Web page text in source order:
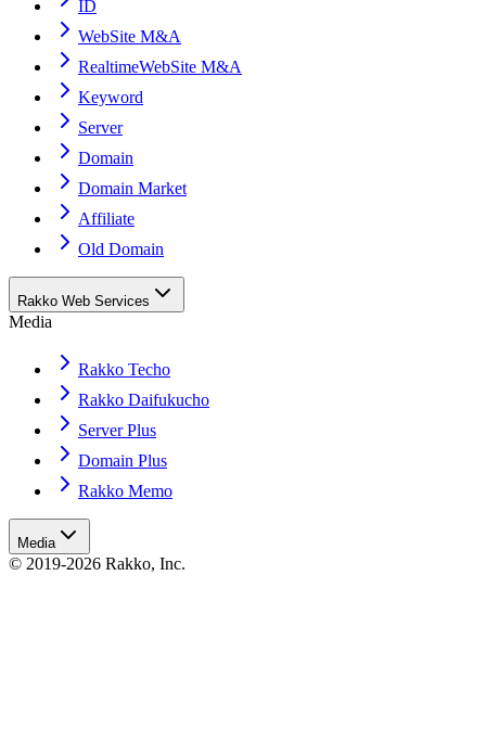
ID
WebSite M&A
RealtimeWebSite M&A
Keyword
Server
Domain
Domain Market
Affiliate
Old Domain
Rakko Web Services
Media
Rakko Techo
Rakko Daifukucho
Server Plus
Domain Plus
Rakko Memo
Media
© 2019-2026 Rakko, Inc.